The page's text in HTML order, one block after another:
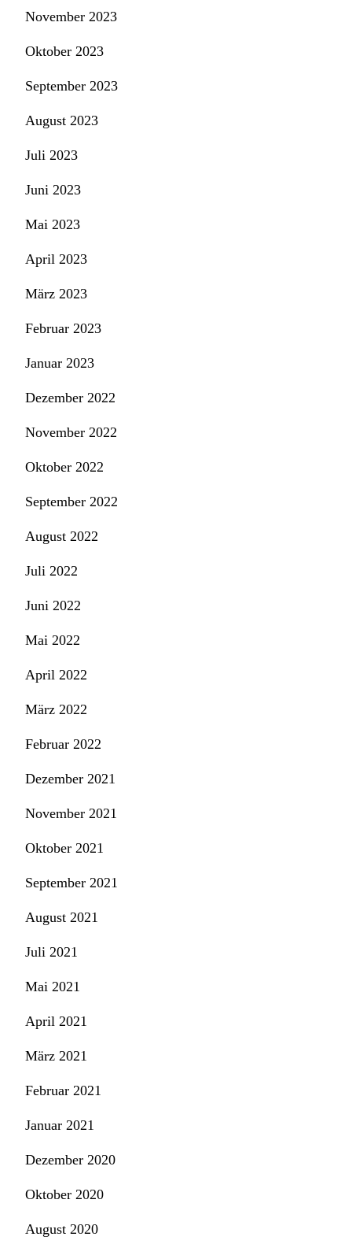
November 2023
Oktober 2023
September 2023
August 2023
Juli 2023
Juni 2023
Mai 2023
April 2023
März 2023
Februar 2023
Januar 2023
Dezember 2022
November 2022
Oktober 2022
September 2022
August 2022
Juli 2022
Juni 2022
Mai 2022
April 2022
März 2022
Februar 2022
Dezember 2021
November 2021
Oktober 2021
September 2021
August 2021
Juli 2021
Mai 2021
April 2021
März 2021
Februar 2021
Januar 2021
Dezember 2020
Oktober 2020
August 2020